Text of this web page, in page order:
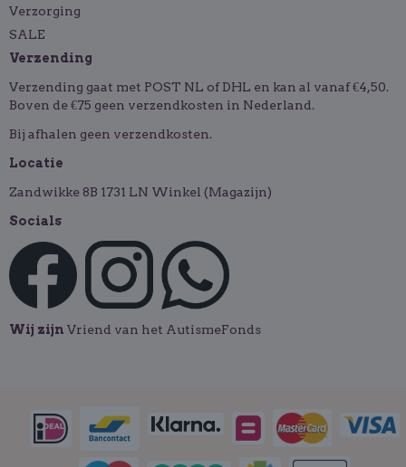
Verzorging
SALE
Verzending
Verzending gaat met POST NL of DHL en kan al vanaf €4,50.
Boven de €75 geen verzendkosten in Nederland.
Bij afhalen geen verzendkosten.
Locatie
Zandwikke 8B 1731 LN Winkel (Magazijn)
Socials
Wij zijn Vriend van het AutismeFonds